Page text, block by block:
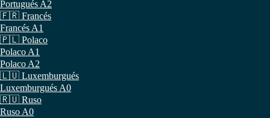
Portugués A2
🇫🇷 Francés
Francés A1
🇵🇱 Polaco
Polaco A1
Polaco A2
🇱🇺 Luxemburgués
Luxemburgués A0
🇷🇺 Ruso
Ruso A0